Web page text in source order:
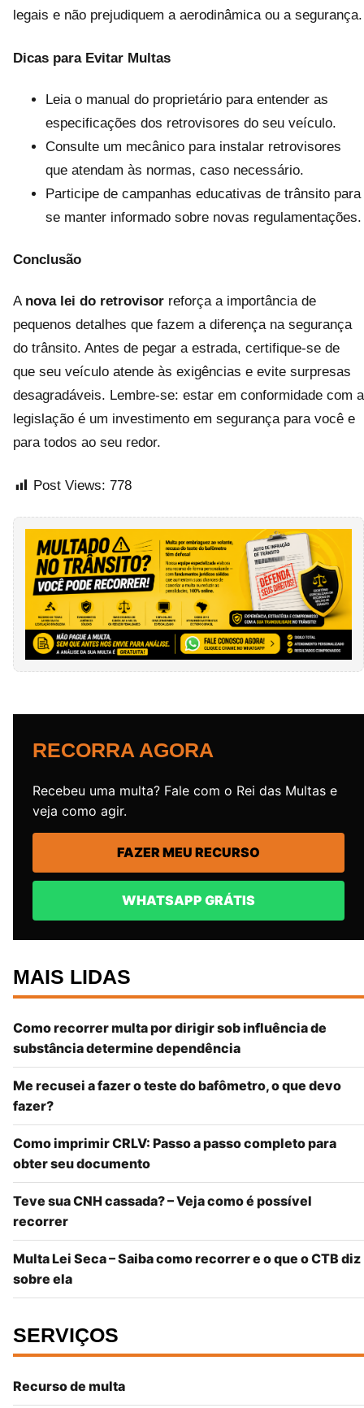
legais e não prejudiquem a aerodinâmica ou a segurança.
Dicas para Evitar Multas
Leia o manual do proprietário para entender as
especificações dos retrovisores do seu veículo.
Consulte um mecânico para instalar retrovisores
que atendam às normas, caso necessário.
Participe de campanhas educativas de trânsito para
se manter informado sobre novas regulamentações.
Conclusão
A nova lei do retrovisor reforça a importância de
pequenos detalhes que fazem a diferença na segurança
do trânsito. Antes de pegar a estrada, certifique-se de
que seu veículo atende às exigências e evite surpresas
desagradáveis. Lembre-se: estar em conformidade com a
legislação é um investimento em segurança para você e
para todos ao seu redor.
Post Views: 778
RECORRA AGORA
Recebeu uma multa? Fale com o Rei das Multas e
veja como agir.
FAZER MEU RECURSO
WHATSAPP GRÁTIS
MAIS LIDAS
Como recorrer multa por dirigir sob influência de
substância determine dependência
Me recusei a fazer o teste do bafômetro, o que devo
fazer?
Como imprimir CRLV: Passo a passo completo para
obter seu documento
Teve sua CNH cassada? – Veja como é possível
recorrer
Multa Lei Seca – Saiba como recorrer e o que o CTB diz
sobre ela
SERVIÇOS
Recurso de multa